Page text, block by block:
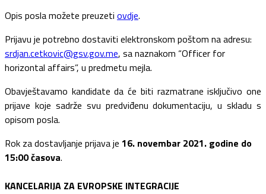
Opis posla možete preuzeti ovdje.
Prijavu je potrebno dostaviti elektronskom poštom na adresu:
srdjan.cetkovic@gsv.gov.me, sa naznakom “Officer for
horizontal affairs”, u predmetu mejla.
Obavještavamo kandidate da će biti razmatrane isključivo one
prijave koje sadrže svu predviđenu dokumentaciju, u skladu s
opisom posla.
Rok za dostavljanje prijava je 16. novembar 2021. godine do
15:00 časova.
KANCELARIJA ZA EVROPSKE INTEGRACIJE